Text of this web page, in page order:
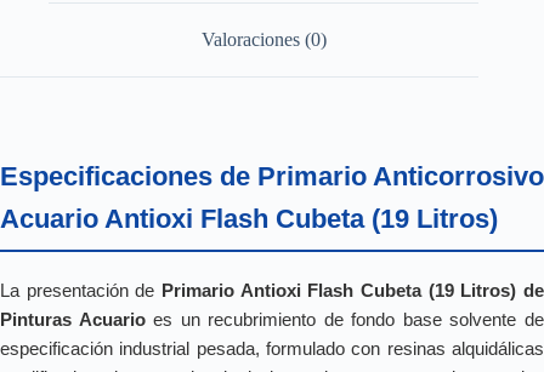
Valoraciones (0)
Especificaciones de Primario Anticorrosivo
Acuario Antioxi Flash Cubeta (19 Litros)
La presentación de Primario Antioxi Flash Cubeta (19 Litros) de
Pinturas Acuarioes un recubrimiento de fondo base solvente de
especificación industrial pesada, formulado con resinas alquidálicas